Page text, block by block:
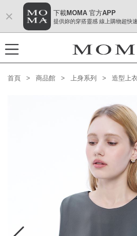
2026秋季形象 Mode 風格
連身系列
× 下載MOMA 官方APP
提供妳的穿搭靈感 線上購物超快速
首頁 商品館 上身系列 造型上